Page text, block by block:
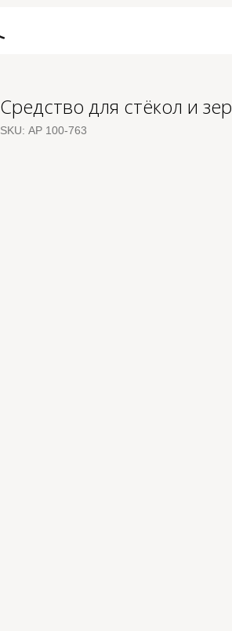
Средство для стёкол и
SKU: АР 100-763